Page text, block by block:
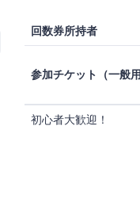
回数券所持者
参加チケット（一般用
初心者大歓迎！